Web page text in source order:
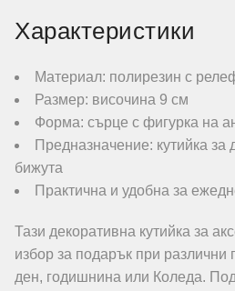
Характеристики
Материал: полирезин с
Размер: височина 9 см
Форма: сърце с фигурка на
Предназначение: кутийка за
бижута
Практична и удобна за
Тази декоративна кутийка за
избор за подарък при различни
ден, годишнина или Коледа.